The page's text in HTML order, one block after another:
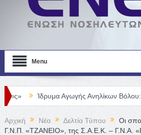
Menu
Αγωγής Ανηλίκων Βόλου: Θέση
Αρχική Νέα Δελτία Τύπου
Οι
Γ.Ν.Π. «ΤΖΑΝΕΙΟ», της Σ.Α.Ε.Κ. – Γ.Ν.Α.